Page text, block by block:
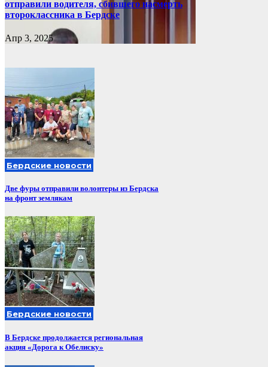
отправили водителя, сбившего насмерть
второклассника в Бердске
Апр 3, 2025
Бердские новости
Две фуры отправили волонтеры из Бердска
на фронт землякам
Бердские новости
В Бердске продолжается региональная
акция «Дорога к Обелиску»